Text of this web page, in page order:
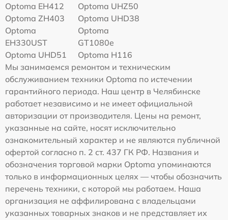
Optoma EH412
Optoma UHZ50
Optoma ZH403
Optoma UHD38
Optoma
EH330UST
Optoma
GT1080e
Optoma UHD51
Optoma H116
Мы занимаемся ремонтом и техническим
обслуживанием техники Optoma по истечении
гарантийного периода. Наш центр в Челябинске
работает независимо и не имеет официальной
авторизации от производителя. Цены на ремонт,
указанные на сайте, носят исключительно
ознакомительный характер и не являются публичной
офертой согласно п. 2 ст. 437 ГК РФ. Названия и
обозначения торговой марки Optoma упоминаются
только в информационных целях — чтобы обозначить
перечень техники, с которой мы работаем. Наша
организация не аффилирована с владельцами
указанных товарных знаков и не представляет их